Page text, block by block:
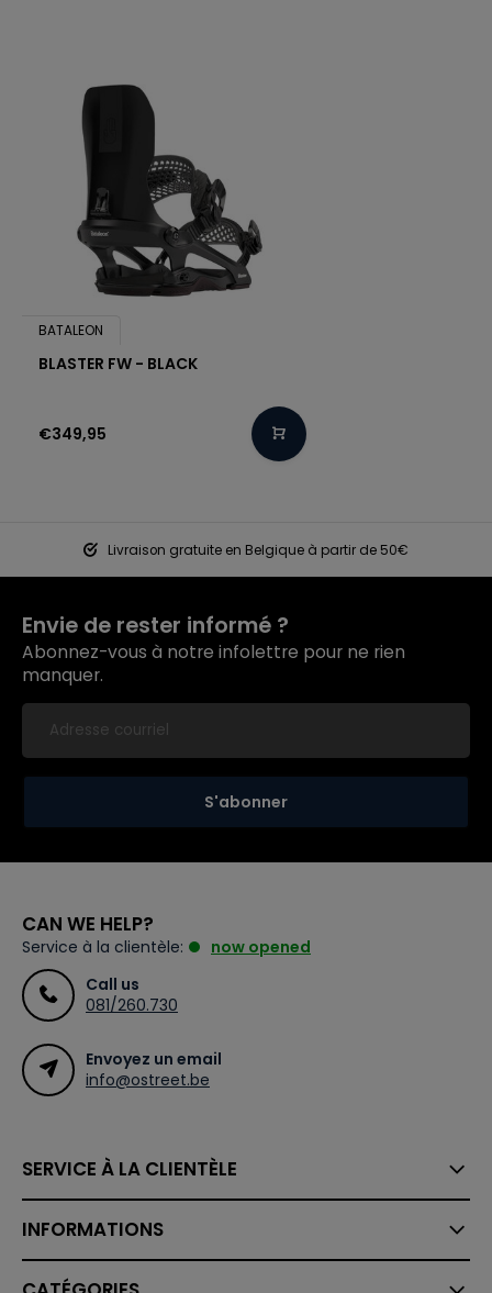
BATALEON
BLASTER FW - BLACK
€349,95
Livraison gratuite en Belgique à partir de 50€
Envie de rester informé ?
Abonnez-vous à notre infolettre pour ne rien
manquer.
S'abonner
CAN WE HELP?
Service à la clientèle:
now opened
Call us
081/260.730
Envoyez un email
info@ostreet.be
SERVICE À LA CLIENTÈLE
INFORMATIONS